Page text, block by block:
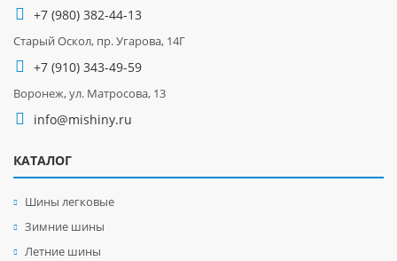
+7 (980) 382-44-13
Старый Оскол, пр. Угарова, 14Г
+7 (910) 343-49-59
Воронеж, ул. Матросова, 13
info@mishiny.ru
КАТАЛОГ
Шины легковые
Зимние шины
Летние шины